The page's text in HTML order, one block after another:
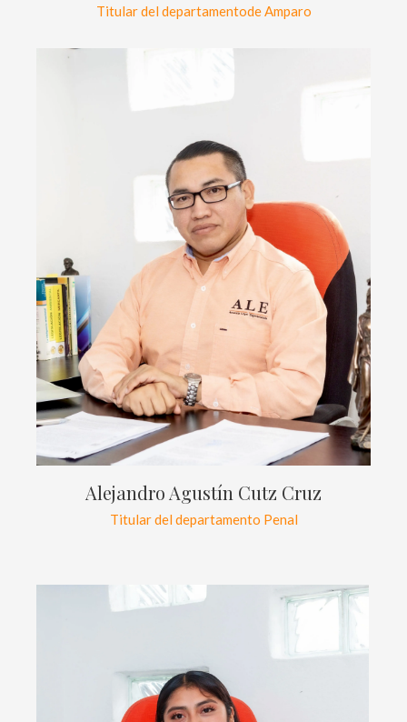
Titular del departamentode Amparo
Alejandro Agustín Cutz Cruz
Titular del departamento Penal